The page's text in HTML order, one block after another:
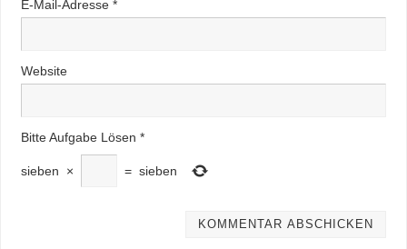
E-Mail-Adresse *
Website
Bitte Aufgabe Lösen *
sieben × = sieben